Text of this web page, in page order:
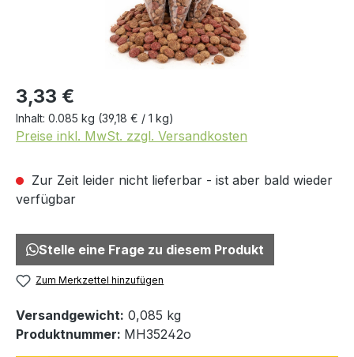
3,33 €
Inhalt: 0.085 kg (39,18 € / 1 kg)
Preise inkl. MwSt. zzgl. Versandkosten
Zur Zeit leider nicht lieferbar - ist aber bald wieder
verfügbar
Stelle eine Frage zu diesem Produkt
Zum Merkzettel hinzufügen
Versandgewicht: 0,085 kg
Produktnummer: MH35242o